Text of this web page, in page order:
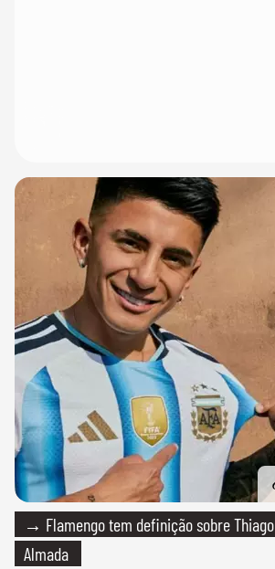
→ Flamengo tem definição sobre Thiago
Almada